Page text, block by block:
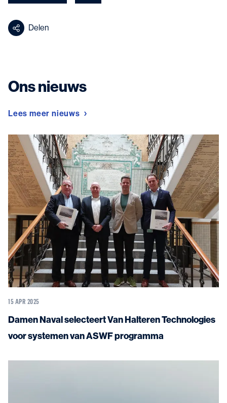
Delen
Ons nieuws
Lees meer nieuws
15 APR 2025
Damen Naval selecteert Van Halteren Technologies
voor systemen van ASWF programma